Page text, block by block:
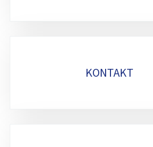
KONTAKT